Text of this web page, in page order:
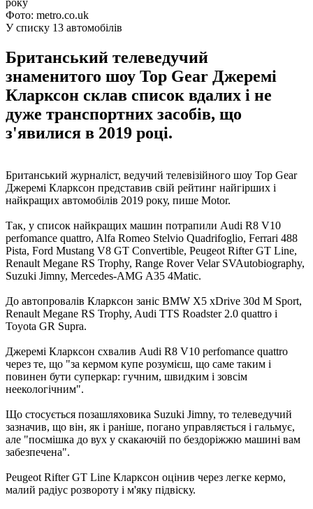
Фото: metro.co.uk
У списку 13 автомобілів
Британський телеведучий
знаменитого шоу Top Gear Джеремі
Кларксон склав список вдалих і не
дуже транспортних засобів, що
з'явилися в 2019 році.
Британський журналіст, ведучий телевізійного шоу Top Gear
Джеремі Кларксон представив свій рейтинг найгірших і
найкращих автомобілів 2019 року, пише Motor.
Так, у список найкращих машин потрапили Audi R8 V10
perfomance quattro, Alfa Romeo Stelvio Quadrifoglio, Ferrari 488
Pista, Ford Mustang V8 GT Convertible, Peugeot Rifter GT Line,
Renault Megane RS Trophy, Range Rover Velar SVAutobiography,
Suzuki Jimny, Mercedes-AMG A35 4Matic.
До автопровалів Кларксон заніс BMW X5 xDrive 30d M Sport,
Renault Megane RS Trophy, Audi TTS Roadster 2.0 quattro і
Toyota GR Supra.
Джеремі Кларксон схвалив Audi R8 V10 perfomance quattro
через те, що "за кермом купе розумієш, що саме таким і
повинен бути суперкар: гучним, швидким і зовсім
неекологічним".
Що стосується позашляховика Suzuki Jimny, то телеведучий
зазначив, що він, як і раніше, погано управляється і гальмує,
але "посмішка до вух у скакаючій по бездоріжжю машині вам
забезпечена".
Peugeot Rifter GT Line Кларксон оцінив через легке кермо,
малий радіус розвороту і м'яку підвіску.